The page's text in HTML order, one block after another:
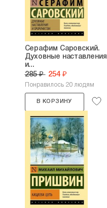
Серафим Саровский.
Духовные наставления
и...
285 ₽ 254 ₽
Понравилось 20 людям
В КОРЗИНУ